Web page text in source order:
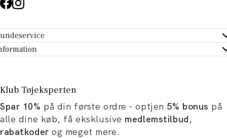
- Hjælpecenter
dit køb
Tøjeksperten
og artikler
og karriere
Klub Tøjeksperten
Spar 10% på din første ordre - optjen 5% bonus på
alle dine køb, få eksklusive medlemstilbud,
rabatkoder og meget mere.